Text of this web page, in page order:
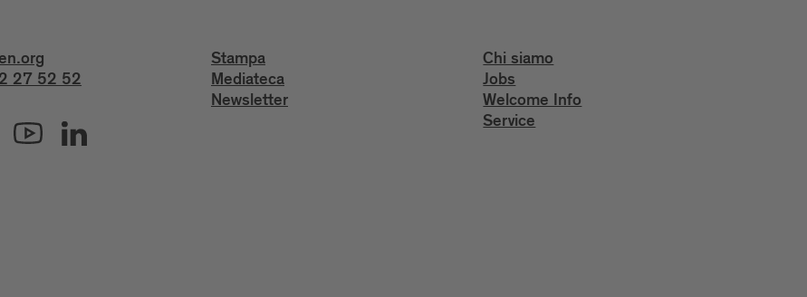
27 52 52
Stampa
Mediateca
Newsletter
Chi siamo
Jobs
Welcome Info
Service